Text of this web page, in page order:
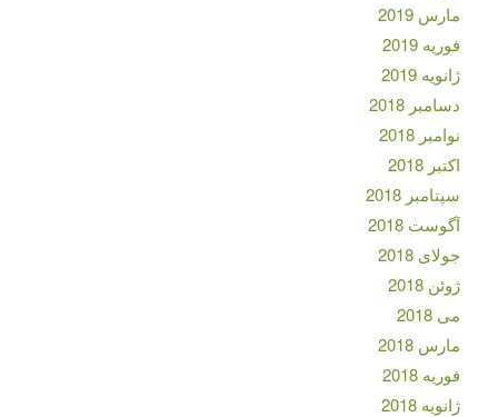
مارس 2019
فوریه 2019
ژانویه 2019
دسامبر 2018
نوامبر 2018
اکتبر 2018
سپتامبر 2018
آگوست 2018
جولای 2018
ژوئن 2018
می 2018
مارس 2018
فوریه 2018
ژانویه 2018